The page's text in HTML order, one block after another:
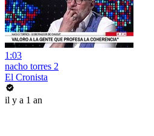
1:03
nacho torres 2
El Cronista
il y a 1 an